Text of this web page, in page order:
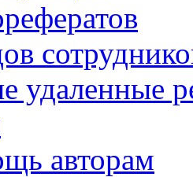
удаленные
авторам